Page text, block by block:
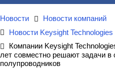
Новости
Новости компаний
Новости Keysight Technologies
Компании Keysight
лет совместно решают задачи в
полупроводников